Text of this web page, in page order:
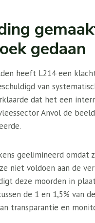
gedaan
heeft L214 een
van
dat het een
Anvol de
geëlimineerd omdat
niet voldoen aan de
deze moorden in
de 1 en 1,5% van
transparantie en